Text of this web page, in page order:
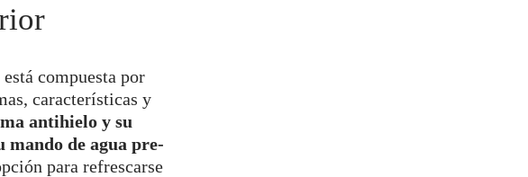
está compuesta por
características y
antihielo y su
mando de agua pre-
para refrescarse